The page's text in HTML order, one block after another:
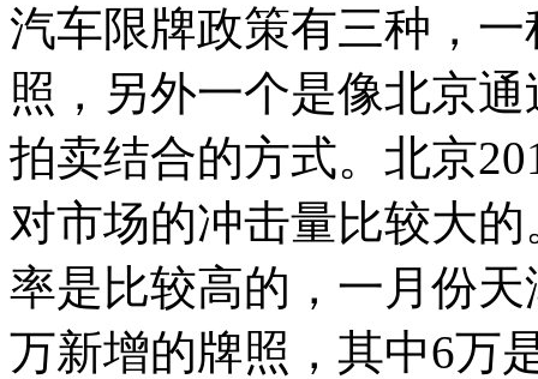
汽车限牌政策有三种，
照，另外一个是像北京
拍卖结合的方式。北京
对市场的冲击量比较大
率是比较高的，一月份
万新增的牌照，其中6万